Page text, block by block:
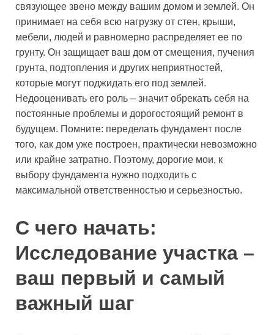
связующее звено между вашим домом и землей. Он
принимает на себя всю нагрузку от стен, крыши,
мебели, людей и равномерно распределяет ее по
грунту. Он защищает ваш дом от смещения, пучения
грунта, подтопления и других неприятностей,
которые могут поджидать его под землей.
Недооценивать его роль – значит обрекать себя на
постоянные проблемы и дорогостоящий ремонт в
будущем. Помните: переделать фундамент после
того, как дом уже построен, практически невозможно
или крайне затратно. Поэтому, дорогие мои, к
выбору фундамента нужно подходить с
максимальной ответственностью и серьезностью.
С чего начать:
Исследование участка –
ваш первый и самый
важный шаг